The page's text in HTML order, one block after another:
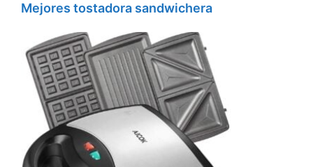
Mejores tostadora sandwichera